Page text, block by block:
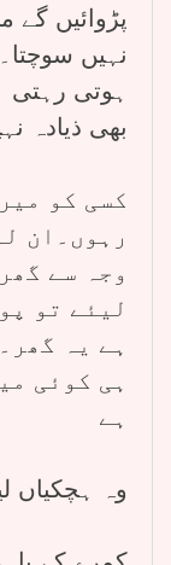
پڑوائیں گے
نہیں
ہوتی
بھی ذیادہ
کسی کو
رہوں۔ان
وجہ سے
لیئے تو
ہے یہ
ہی کوئی
ہے
وہ ہچکیاں